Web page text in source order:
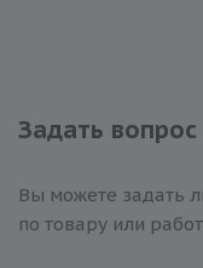
Задать вопрос
Вы можете задать
по товару или